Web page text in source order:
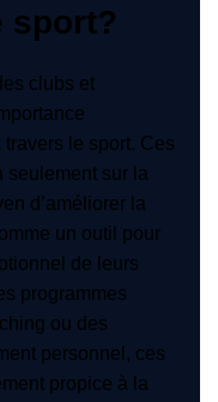
sport?
clubs et
le sport. Ces
seulement sur la
d’améliorer la
un outil pour
de leurs
programmes
ou des
personnel, ces
propice à la